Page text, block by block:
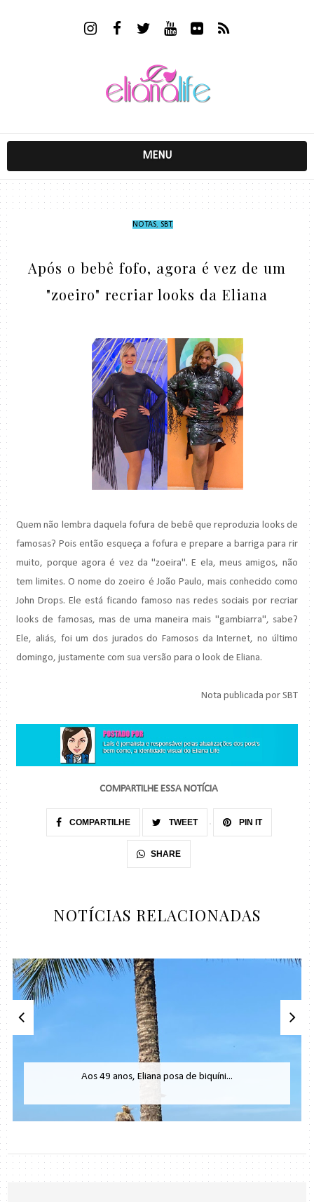
MENU
NOTAS, SBT,
Após o bebê fofo, agora é vez de um
"zoeiro" recriar looks da Eliana
Quem não lembra daquela fofura de bebê que reproduzia looks de
famosas? Pois então esqueça a fofura e prepare a barriga para rir
muito, porque agora é vez da "zoeira". E ela, meus amigos, não
tem limites. O nome do zoeiro é João Paulo, mais conhecido como
John Drops. Ele está ficando famoso nas redes sociais por recriar
looks de famosas, mas de uma maneira mais "gambiarra", sabe?
Ele, aliás, foi um dos jurados do Famosos da Internet, no último
domingo, justamente com sua versão para o look de Eliana.
Nota publicada por SBT
COMPARTILHE ESSA NOTÍCIA
COMPARTILHE TWEET PIN IT
SHARE
NOTÍCIAS RELACIONADAS
Aos 49 anos, Eliana posa de biquíni...